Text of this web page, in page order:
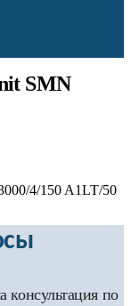
SMN
4/150 A1LT/50
консультация по